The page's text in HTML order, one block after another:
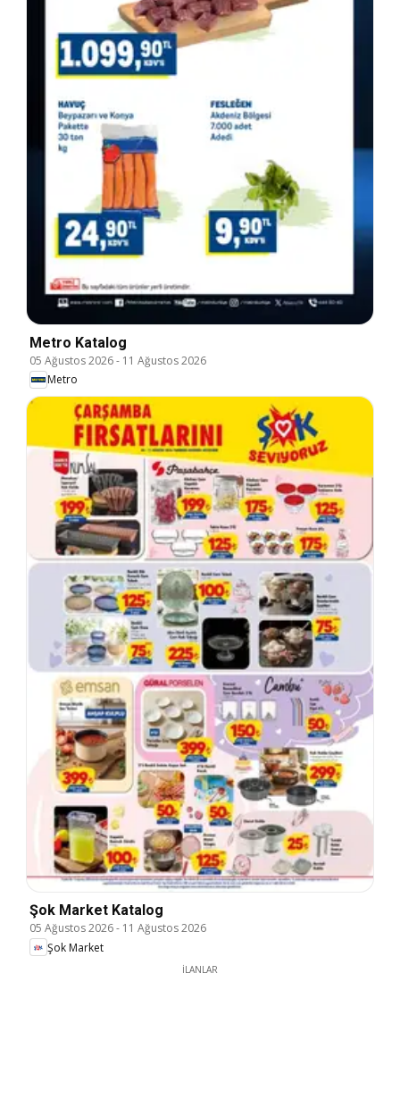
Metro Katalog
05 Ağustos 2026- 11 Ağustos 2026
Metro
Şok Market Katalog
05 Ağustos 2026- 11 Ağustos 2026
Şok Market
İLANLAR